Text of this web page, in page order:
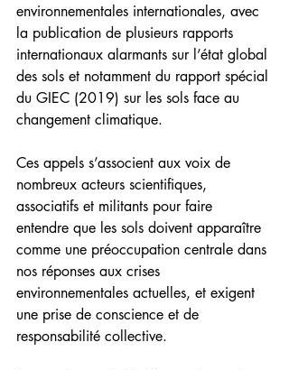
environnementales internationales, avec
la publication de plusieurs rapports
internationaux alarmants sur l’état global
des sols et notamment du rapport spécial
du GIEC (2019) sur les sols face au
changement climatique.
Ces appels s’associent aux voix de
nombreux acteurs scientifiques,
associatifs et militants pour faire
entendre que les sols doivent apparaître
comme une préoccupation centrale dans
nos réponses aux crises
environnementales actuelles, et exigent
une prise de conscience et de
responsabilité collective.